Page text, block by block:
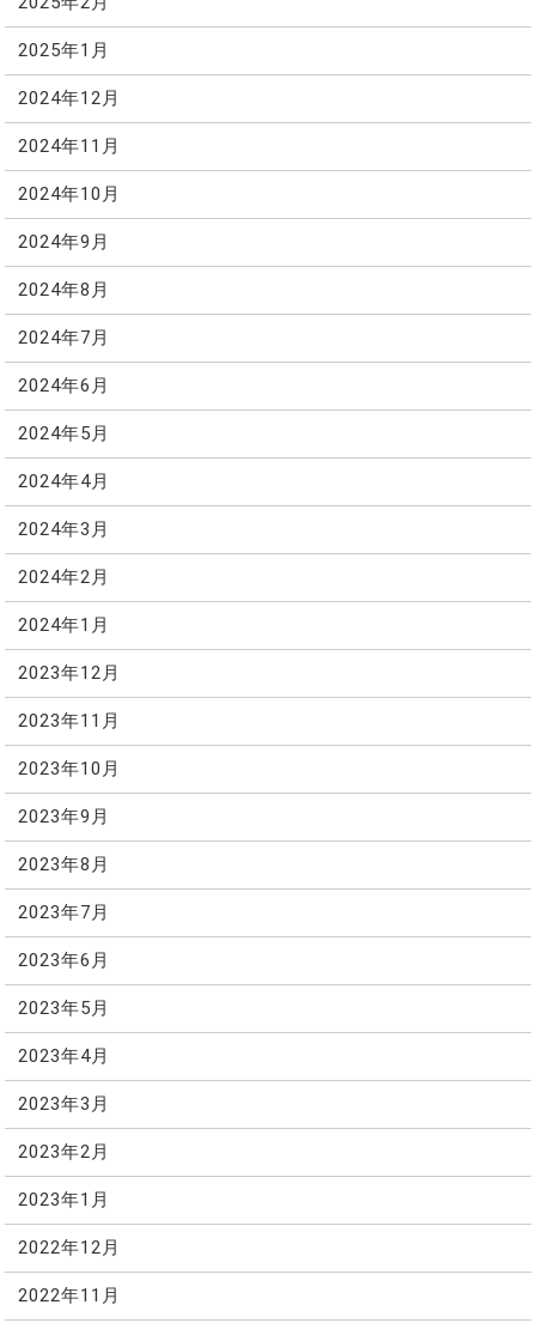
2025年1月
2024年12月
2024年11月
2024年10月
2024年9月
2024年8月
2024年7月
2024年6月
2024年5月
2024年4月
2024年3月
2024年2月
2024年1月
2023年12月
2023年11月
2023年10月
2023年9月
2023年8月
2023年7月
2023年6月
2023年5月
2023年4月
2023年3月
2023年2月
2023年1月
2022年12月
2022年11月